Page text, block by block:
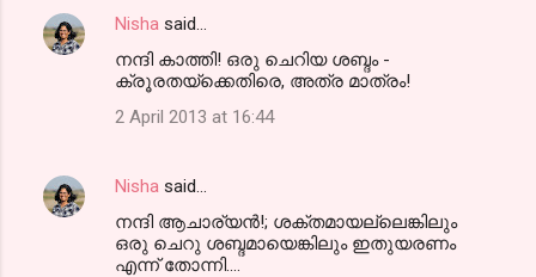
Nisha said…
നന്ദി കാത്തി! ഒരു ചെറിയ ശബ്ദം -
ക്രൂരതയ്ക്കെതിരെ, അത്ര മാത്രം!
2 April 2013 at 16:44
Nisha said…
നന്ദി ആചാര്യന്‍!; ശക്തമായല്ലെങ്കിലും
ഒരു ചെറു ശബ്ദമായെങ്കിലും ഇതുയരണം
എന്ന്‍ തോന്നി....